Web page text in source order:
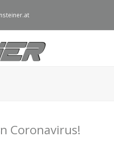
Coronavirus!